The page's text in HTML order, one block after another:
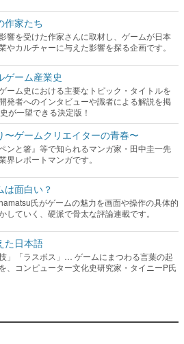
作家たち
響を受けた作家さんに取材し、ゲームが日本
やカルチャーに与えた影響を探る企画です。
ゲーム産業史
ーム史における主要なトピック・タイトルを
発者へのインタビューや識者による解説を掲
が一望できる決定版！
〜ゲームクリエイターの青春〜
ンと箸』等で知られるマンガ家・田中圭一先
界レポートマンガです。
は面白い？
氏がゲームの魅力を画面や操作の具体的
していく、硬派で骨太な評論連載です。
た日本語
」「ラスボス」… ゲームにまつわる言葉の起
、コンピューター文化史研究家・タイニーP氏